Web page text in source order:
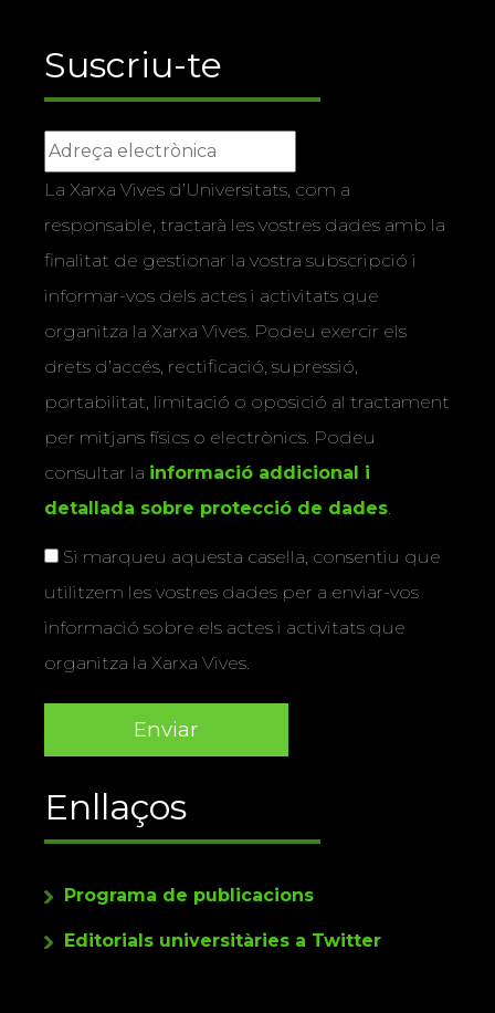
Suscriu-te
La Xarxa Vives d’Universitats, com a
responsable, tractarà les vostres dades amb la
finalitat de gestionar la vostra subscripció i
informar-vos dels actes i activitats que
organitza la Xarxa Vives. Podeu exercir els
drets d’accés, rectificació, supressió,
portabilitat, limitació o oposició al tractament
per mitjans físics o electrònics. Podeu
consultar la informació addicional i
detallada sobre protecció de dades.
Si marqueu aquesta casella, consentiu que
utilitzem les vostres dades per a enviar-vos
informació sobre els actes i activitats que
organitza la Xarxa Vives.
Enllaços
Programa de publicacions
Editorials universitàries a Twitter